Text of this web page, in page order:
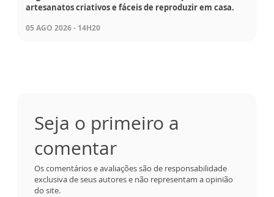
artesanatos criativos e fáceis de reproduzir em casa.
05 AGO 2026 - 14H20
Seja o primeiro a
comentar
Os comentários e avaliações são de responsabilidade
exclusiva de seus autores e não representam a opinião
do site.